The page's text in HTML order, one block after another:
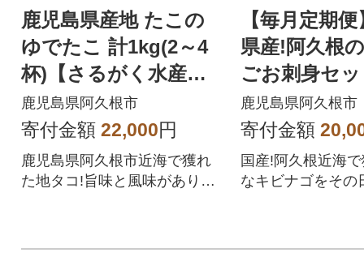
鹿児島県産地 たこの
ゆでたこ 計1kg(2～4
杯)【さるがく水産】a
kn028-19
鹿児島県阿久根市
寄付金額 22,000円
鹿児島県阿久根市近海で獲れ
た地タコ!旨味と風味があり、
【毎月定期
県産!阿久根
ごお刺身セ
尾(40尾
鹿児島県阿久根市
寄付金額
国産!阿久根近海
なキビナゴをその